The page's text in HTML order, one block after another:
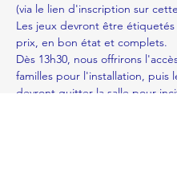
(via le lien d'inscription sur
Les jeux devront être étiquetés
prix, en bon état et complets.
Dès 13h30, nous offrirons
familles pour l'installation, puis
devront quitter la salle pour